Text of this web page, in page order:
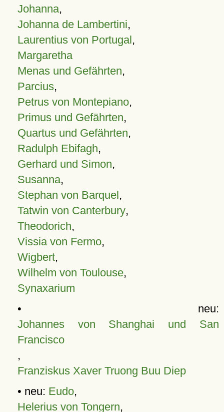
Johanna,
Johanna de Lambertini,
Laurentius von Portugal,
Margaretha
Menas und Gefährten,
Parcius,
Petrus von Montepiano,
Primus und Gefährten,
Quartus und Gefährten,
Radulph Ebifagh,
Gerhard und Simon,
Susanna,
Stephan von Barquel,
Tatwin von Canterbury,
Theodorich,
Vissia von Fermo,
Wigbert,
Wilhelm von Toulouse,
Synaxarium
• neu:
Johannes von Shanghai und San
Francisco
,
Franziskus Xaver Truong Buu Diep
• neu: Eudo,
Helerius von Tongern,